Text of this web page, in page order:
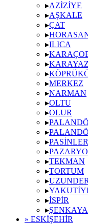
▸AZIZIYE
▸AŞKALE
▸ÇAT
▸
▸ILICA
▸
▸
▸
▸MERKEZ
▸NARMAN
▸OLTU
▸OLUR
▸
▸
▸PASINLER
▸
▸TEKMAN
▸TORTUM
▸
▸
▸İSPIR
▸ŞENKAYA
» ESKIŞEHIR